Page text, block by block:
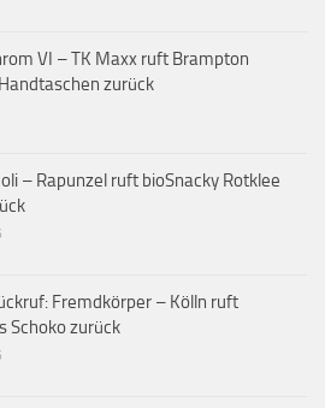
VI – TK Maxx ruft Brampton
zurück
– Rapunzel ruft bioSnacky Rotklee
Fremdkörper – Kölln ruft
Schoko zurück